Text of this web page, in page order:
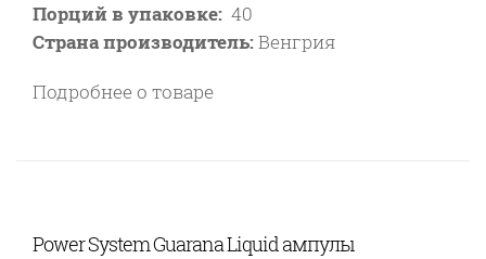
Порций в упаковке: 40
Страна производитель:Венгрия
Подробнее о товаре
Power System Guarana Liquid ампулы